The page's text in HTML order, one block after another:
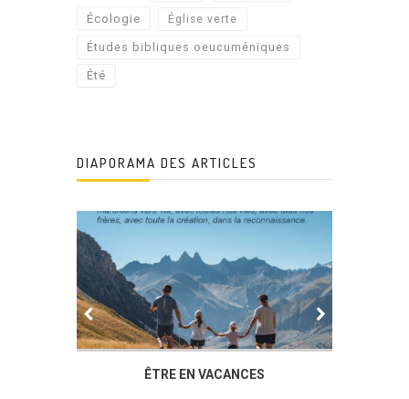
Écologie Église verte
Études bibliques oeucuméniques
Été
DIAPORAMA DES ARTICLES
ÊTRE EN VACANCES